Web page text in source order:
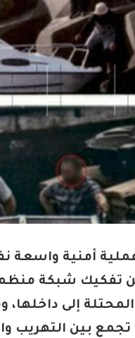
أمنية واسعة
عن تفكيك شبكة
إلى داخلها،
تجمع بين